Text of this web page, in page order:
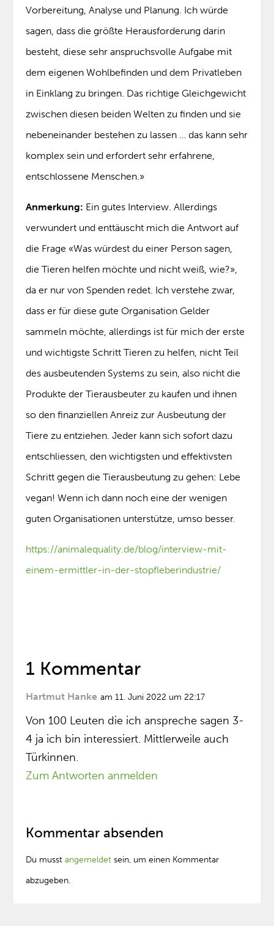
Vorbereitung, Analyse und Planung. Ich würde
sagen, dass die größte Herausforderung darin
besteht, diese sehr anspruchsvolle Aufgabe mit
dem eigenen Wohlbefinden und dem Privatleben
in Einklang zu bringen. Das richtige Gleichgewicht
zwischen diesen beiden Welten zu finden und sie
nebeneinander bestehen zu lassen … das kann sehr
komplex sein und erfordert sehr erfahrene,
entschlossene Menschen.»
Anmerkung: Ein gutes Interview. Allerdings
verwundert und enttäuscht mich die Antwort auf
die Frage «Was würdest du einer Person sagen,
die Tieren helfen möchte und nicht weiß, wie?»,
da er nur von Spenden redet. Ich verstehe zwar,
dass er für diese gute Organisation Gelder
sammeln möchte, allerdings ist für mich der erste
und wichtigste Schritt Tieren zu helfen, nicht Teil
des ausbeutenden Systems zu sein, also nicht die
Produkte der Tierausbeuter zu kaufen und ihnen
so den finanziellen Anreiz zur Ausbeutung der
Tiere zu entziehen. Jeder kann sich sofort dazu
entschliessen, den wichtigsten und effektivsten
Schritt gegen die Tierausbeutung zu gehen: Lebe
vegan! Wenn ich dann noch eine der wenigen
guten Organisationen unterstütze, umso besser.
https://animalequality.de/blog/interview-mit-
einem-ermittler-in-der-stopfleberindustrie/
1 Kommentar
Hartmut Hanke am 11. Juni 2022 um 22:17
Von 100 Leuten die ich anspreche sagen 3-
4 ja ich bin interessiert. Mittlerweile auch
Türkinnen.
Zum Antworten anmelden
Kommentar absenden
Du musstangemeldet sein, um einen Kommentar
abzugeben.